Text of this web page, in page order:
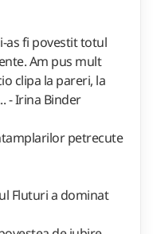
as fi povestit totul
Am pus mult
clipa la pareri, la
- Irina Binder
petrecute
Fluturi a dominat